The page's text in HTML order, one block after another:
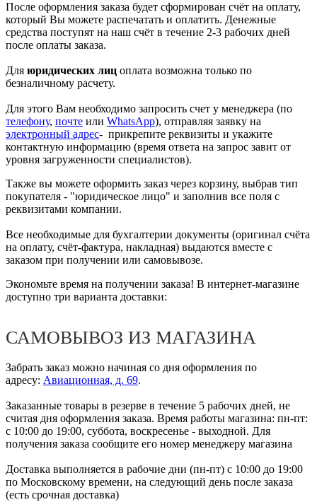
После оформления заказа будет сформирован счёт на оплату,
который Вы можете распечатать и оплатить. Денежные
средства поступят на наш счёт в течение 2-3 рабочих дней
после оплаты заказа.
Для юридических лиц оплата возможна только по
безналичному расчету.
Для этого Вам необходимо запросить счет у менеджера (по
телефону, почте или WhatsApp), отправляя заявку на
электронный адрес- прикрепите реквизиты и укажите
контактную информацию (время ответа на запрос завит от
уровня загруженности специалистов).
Также вы можете оформить заказ через корзину, выбрав тип
покупателя - "юридическое лицо" и заполнив все поля с
реквизитами компании.
Все необходимые для бухгалтерии документы (оригинал счёта
на оплату, счёт-фактура, накладная) выдаются вместе с
заказом при получении или самовывозе.
Экономьте время на получении заказа! В интернет-магазине
доступно три варианта доставки:
САМОВЫВОЗ ИЗ МАГАЗИНА
Забрать заказ можно начиная со дня оформления по
адресу: Авиационная, д. 69.
Заказанные товары в резерве в течение 5 рабочих дней, не
считая дня оформления заказа. Время работы магазина: пн-пт:
с 10:00 до 19:00, суббота, воскресенье - выходной. Для
получения заказа сообщите его номер менеджеру магазина
Доставка выполняется в рабочие дни (пн-пт) с 10:00 до 19:00
по Московскому времени, на следующий день после заказа
(есть срочная доставка)